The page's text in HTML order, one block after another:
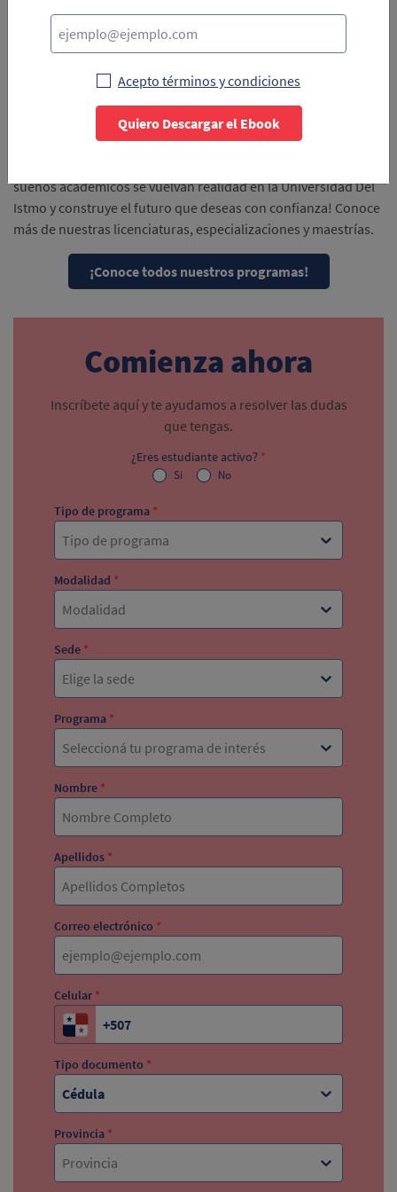
deudas, puedes navegar este aspecto esencial de tu vida
estudiantil con éxito.
La educación es una de las mejores inversiones en ti mismo
que podrás hacer. Y con los créditos para estudiantes tienes la
oportunidad de estudiar en una institución prestigiosa con un
apoyo financiero sólido. Si estás listo para dar el siguiente
sueños académicos se vuelvan realidad en la Universidad Del
Istmo y construye el futuro que deseas con confianza! Conoce
más de nuestras licenciaturas, especializaciones y maestrías.
¡Conoce todos nuestros programas!
Comienza ahora
Inscríbete aquí y te ayudamos a resolver las dudas
que tengas.
¿Eres estudiante activo? *
Si No
Tipo de programa *
Tipo de programa
Modalidad *
Modalidad
Sede *
Elige la sede
Programa *
Seleccioná tu programa de interés
Nombre *
Apellidos *
Correo electrónico *
Celular *
Tipo documento *
Cédula
Provincia *
Provincia
Acepto términos y condiciones
Quiero Descargar el Ebook